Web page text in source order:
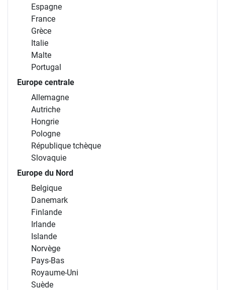
Espagne
France
Grèce
Italie
Malte
Portugal
Europe centrale
Allemagne
Autriche
Hongrie
Pologne
République tchèque
Slovaquie
Europe du Nord
Belgique
Danemark
Finlande
Irlande
Islande
Norvège
Pays-Bas
Royaume-Uni
Suède